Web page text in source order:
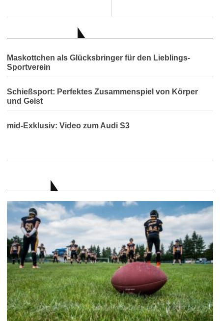
Maskottchen als Glücksbringer für den Lieblings-
Sportverein
Schießsport: Perfektes Zusammenspiel von Körper
und Geist
mid-Exklusiv: Video zum Audi S3